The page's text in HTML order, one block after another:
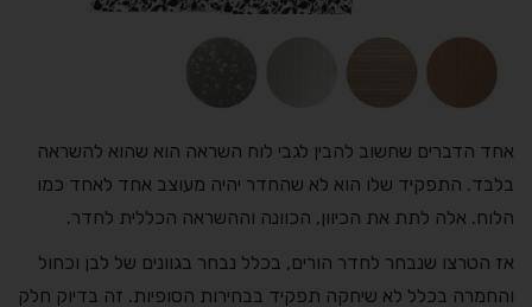
אחד הדברים שחשוב להבין לגבי לוח השראה הוא שהוא להשראה
בלבד. התפקיד שלו הוא לא שהחדר יהיה מעוצב אחד לאחד כמו
הלוח. אלה לתת את הכיוון, הכוונה וההשראה הכללית לחדר.
אז הטרצו שנבחר לחדר הורים, בכלל נבחר בגוונים של לבן וכחול
והחמרה בכלל לא שיחקה תפקיד בבחירות הסופיות. זה בדיוק חלק